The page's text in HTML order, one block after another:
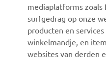
ONDERSTEUNING
NIEUWSBRIEF
mediaplatforms zoals
surfgedrag op onze
producten en
winkelmandje, en
websites van derden